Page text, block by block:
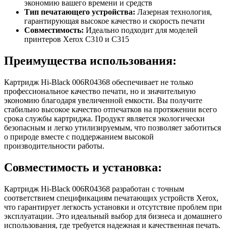
экономию вашего времени и средств
Тип печатающего устройства: Лазерная технология,
гарантирующая высокое качество и скорость печати
Совместимость: Идеально подходит для моделей
принтеров Xerox C310 и C315
Преимущества использования:
Картридж Hi-Black 006R04368 обеспечивает не только
профессиональное качество печати, но и значительную
экономию благодаря увеличенной емкости. Вы получите
стабильно высокое качество отпечатков на протяжении всего
срока службы картриджа. Продукт является экологически
безопасным и легко утилизируемым, что позволяет заботиться
о природе вместе с поддержанием высокой
производительности работы.
Совместимость и установка:
Картридж Hi-Black 006R04368 разработан с точным
соответствием спецификациям печатающих устройств Xerox,
что гарантирует легкость установки и отсутствие проблем при
эксплуатации. Это идеальный выбор для бизнеса и домашнего
использования, где требуется надежная и качественная печать.